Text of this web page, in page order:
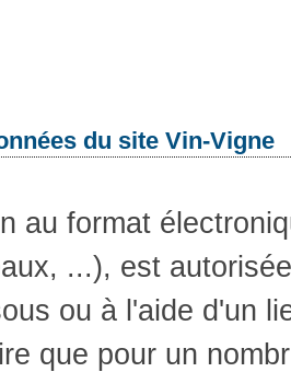
du site Vin-Vigne
au format
...), est
ou à l'aide d'un
que pour un